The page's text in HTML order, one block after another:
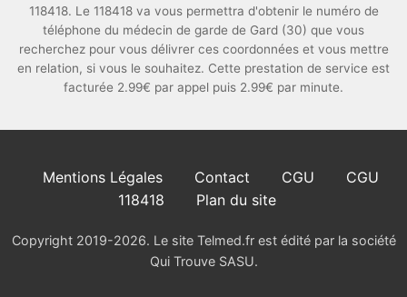
118418. Le 118418 va vous permettra d'obtenir le numéro de
téléphone du médecin de garde de Gard (30) que vous
recherchez pour vous délivrer ces coordonnées et vous mettre
en relation, si vous le souhaitez. Cette prestation de service est
facturée 2.99€ par appel puis 2.99€ par minute.
Mentions Légales Contact CGU
CGU
118418
Plan du site
Copyright 2019-2026. Le site Telmed.fr est édité par la société
Qui Trouve SASU.